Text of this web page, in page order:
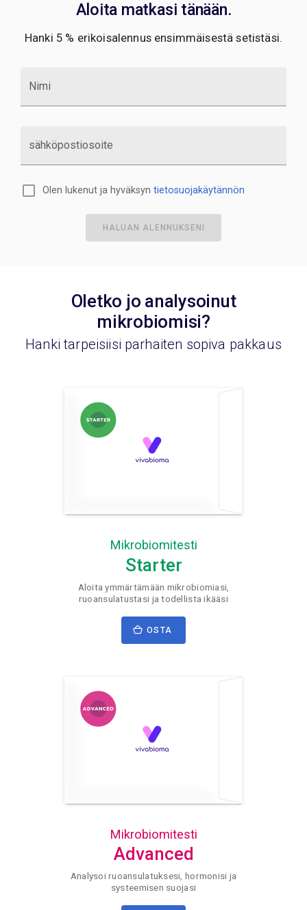
Aloita matkasi tänään.
Hanki 5 % erikoisalennus ensimmäisestä setistäsi.
Nimi
sähköpostiosoite
Olen lukenut ja hyväksyn tietosuojakäytännön
HALUAN ALENNUKSENI
Oletko jo analysoinut
mikrobiomisi?
Hanki tarpeisiisi parhaiten sopiva pakkaus
Mikrobiomitesti
Starter
Aloita ymmärtämään mikrobiomiasi,
ruoansulatustasi ja todellista ikääsi
OSTA
Mikrobiomitesti
Advanced
Analysoi ruoansulatuksesi, hormonisi ja
systeemisen suojasi